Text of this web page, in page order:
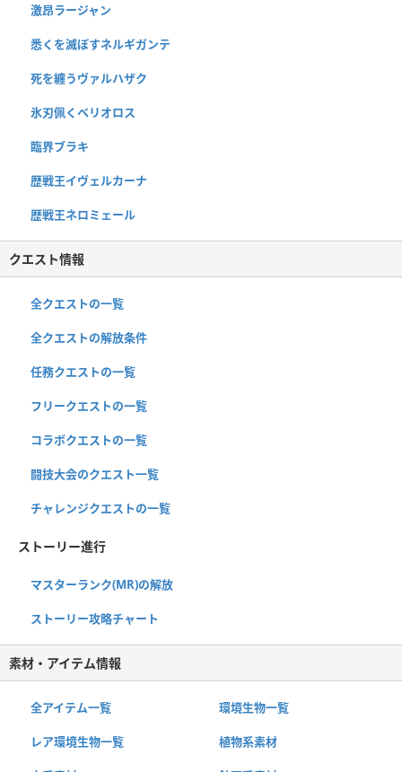
激昂ラージャン
悉くを滅ぼすネルギガンテ
死を纏うヴァルハザク
氷刃佩くベリオロス
臨界ブラキ
歴戦王イヴェルカーナ
歴戦王ネロミェール
クエスト情報
全クエストの一覧
全クエストの解放条件
任務クエストの一覧
フリークエストの一覧
コラボクエストの一覧
闘技大会のクエスト一覧
チャレンジクエストの一覧
ストーリー進行
マスターランク(MR)の解放
ストーリー攻略チャート
素材・アイテム情報
全アイテム一覧 環境生物一覧
レア環境生物一覧 植物系素材